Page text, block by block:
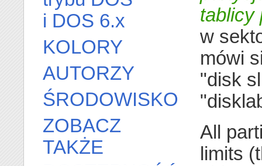
tablicy
w
mówi
"disk
All
limits
i DOS 6.x
KOLORY
AUTORZY
ŚRODOWISKO
ZOBACZ
TAKŻE